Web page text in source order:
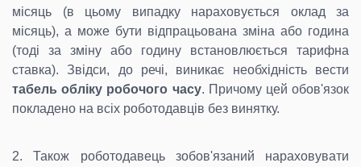
місяць (в цьому випадку нараховується оклад за
місяць), а може бути відпрацьована зміна або година
(тоді за зміну або годину встановлюється тарифна
ставка). Звідси, до речі, виникає необхідність вести
табель обліку робочого часу. Причому цей обов'язок
покладено на всіх роботодавців без винятку.
2. Також роботодавець зобов'язаний нараховувати